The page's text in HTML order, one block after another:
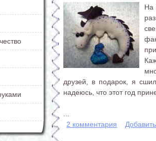
На
друзей, в подарок, я
надеюсь, что этот год
2 комментария